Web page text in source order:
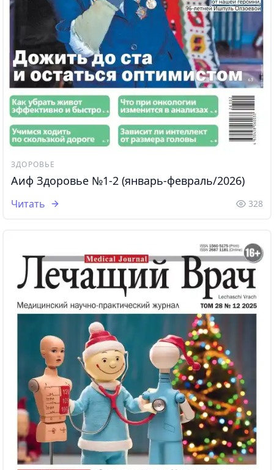
ЗДОРОВЬЕ
Аиф Здоровье №1-2 (январь-февраль/2026)
Читать 328